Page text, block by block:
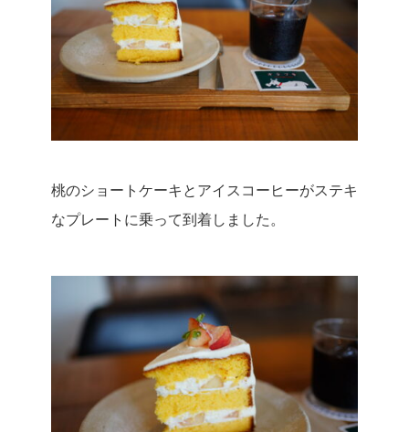
桃のショートケーキとアイスコーヒーがステキ
なプレートに乗って到着しました。